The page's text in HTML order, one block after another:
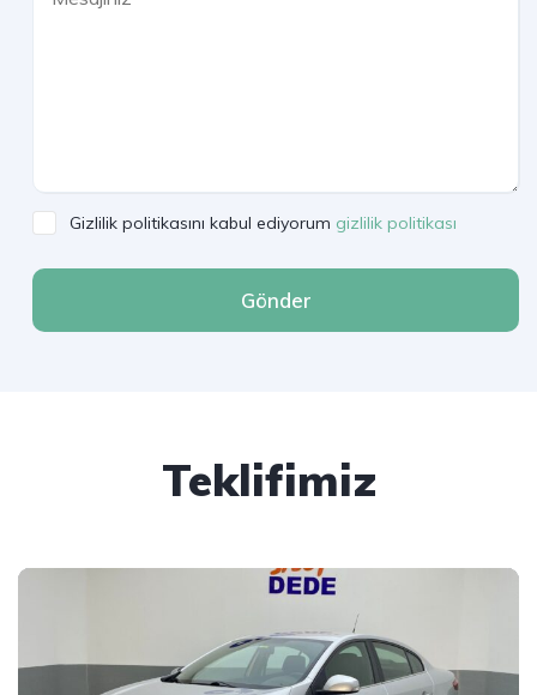
Gizlilik politikasını kabul ediyorum gizlilik politikası
Gönder
Teklifimiz